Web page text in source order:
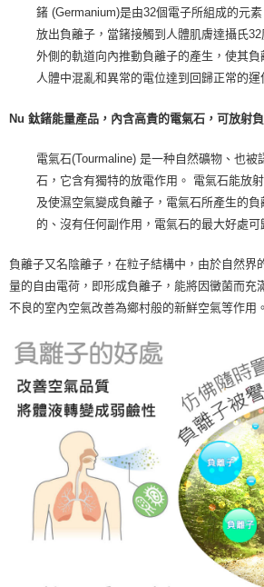
鍺 (Germanium)是由32個電子所組成的元
放出負離子，當鍺接觸到人體肌膚達攝氏
外側的軌道向內推動負離子的產生，使其
人體中混亂和異常的電位達到回歸正常的運
Nu 鈦鍺能量產品，內含高貴的電氣石，可放射
電氣石(Tourmaline) 是一种自然礦物、也被
石，它含有獨特的放電作用。 電氣石能放
及使濕空氣變成負離子，電氣石所產生的
的、沒有任何副作用，電氣石的最大好處
負離子又名陰離子，在粒子結構中，由於自然界
量的自由電荷，即形成負離子，能將因黴菌而充
不良的室內空氣改善為鄉村般的新鮮空氣等作用。